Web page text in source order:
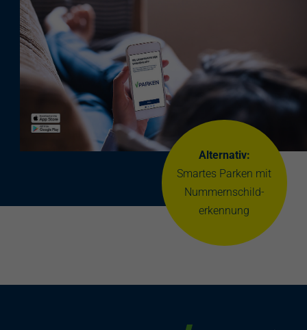
Alternativ:
Smartes Parken mit
Nummernschild-
erkennung